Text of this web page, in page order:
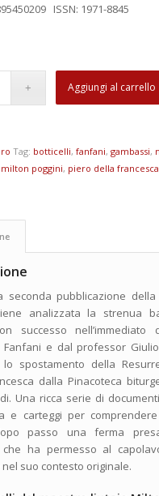
ISSN: 1971-8845
Aggiungi al carrello
Tag: botticelli, fanfani, gambassi,
milton poggini, piero della francesca
seconda pubblicazione della
analizzata la strenua
successo nell’immediato
Fanfani e dal professor
lo spostamento della
dalla Pinacoteca
Una ricca serie di
e carteggi per
passo una ferma
che ha permesso al
suo contesto originale.